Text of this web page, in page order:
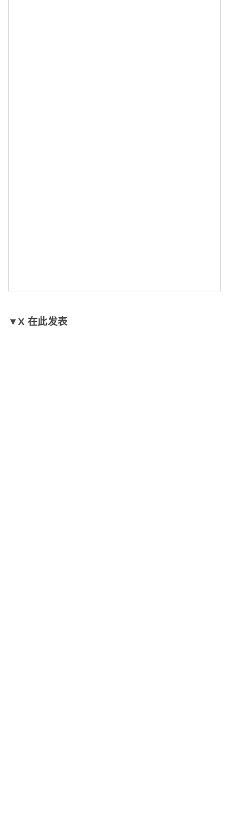
▼X 在此发表